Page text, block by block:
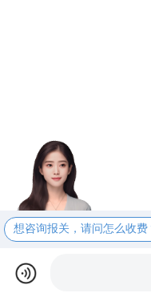
想咨询报关，请问怎么收费